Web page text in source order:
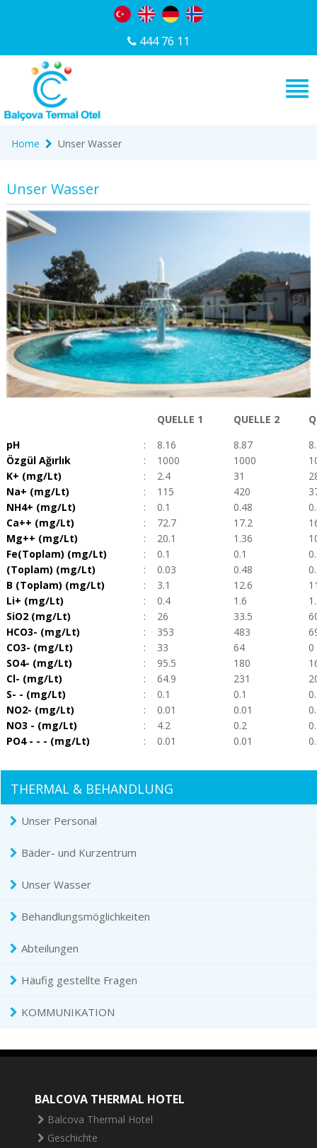
444 76 11
Home Unser Wasser
Unser Wasser
QUELLE 1 QUELLE 2
pH
: 8.16 8.87
Özgül Ağırlık
: 1000 1000
K+ (mg/Lt)
: 2.4 31
Na+ (mg/Lt)
: 115 420
NH4+ (mg/Lt)
: 0.1 0.48
Ca++ (mg/Lt)
: 72.7 17.2
Mg++ (mg/Lt)
: 20.1 1.36
Fe(Toplam) (mg/Lt)
: 0.1 0.1
(Toplam) (mg/Lt)
: 0.03 0.48
B (Toplam) (mg/Lt)
: 3.1 12.6
Li+ (mg/Lt)
: 0.4 1.6
SiO2 (mg/Lt)
: 26 33.5
HCO3- (mg/Lt)
: 353 483
CO3- (mg/Lt)
: 33 64
0
SO4- (mg/Lt)
: 95.5 180
Cl- (mg/Lt)
: 64.9 231
S- - (mg/Lt)
: 0.1 0.1
NO2- (mg/Lt)
: 0.01 0.01
NO3 - (mg/Lt)
: 4.2 0.2
PO4 - - - (mg/Lt)
: 0.01 0.01
THERMAL & BEHANDLUNG
Unser Personal
Bäder- und Kurzentrum
Unser Wasser
Behandlungsmöglichkeiten
Abteilungen
Häufig gestellte Fragen
KOMMUNIKATION
BALCOVA THERMAL HOTEL
Balcova Thermal Hotel
Geschichte